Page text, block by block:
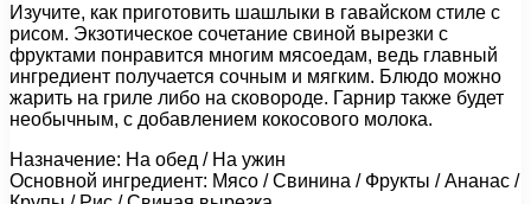
Изучите, как приготовить шашлыки в гавайском стиле с
рисом. Экзотическое сочетание свиной вырезки с
фруктами понравится многим мясоедам, ведь главный
ингредиент получается сочным и мягким. Блюдо можно
жарить на гриле либо на сковороде. Гарнир также будет
необычным, с добавлением кокосового молока.
Назначение: На обед / На ужин
Основной ингредиент: Мясо / Свинина / Фрукты / Ананас /